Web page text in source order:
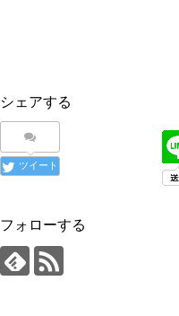
シェアする
ツイート
フォローする